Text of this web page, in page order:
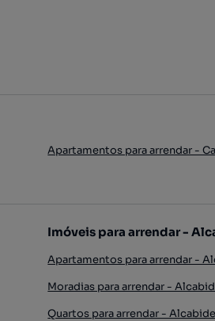
Apartamentos para arrendar -
Imóveis para arrendar -
Apartamentos para arrendar -
Moradias para arrendar -
Quartos para arrendar -